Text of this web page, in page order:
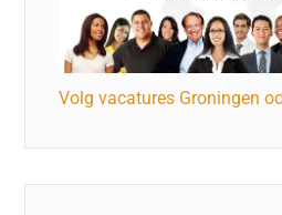
Volg vacatures Groningen